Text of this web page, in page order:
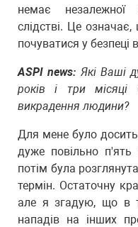
немає незалежної
слідстві. Це
почуватися у безпеці
ASPI news: Які Ваші
років і три місяці
викрадення людини?
Для мене було
дуже повільно п'ять
потім була
термін. Остаточну
але я згадую, що в
нападів на інших